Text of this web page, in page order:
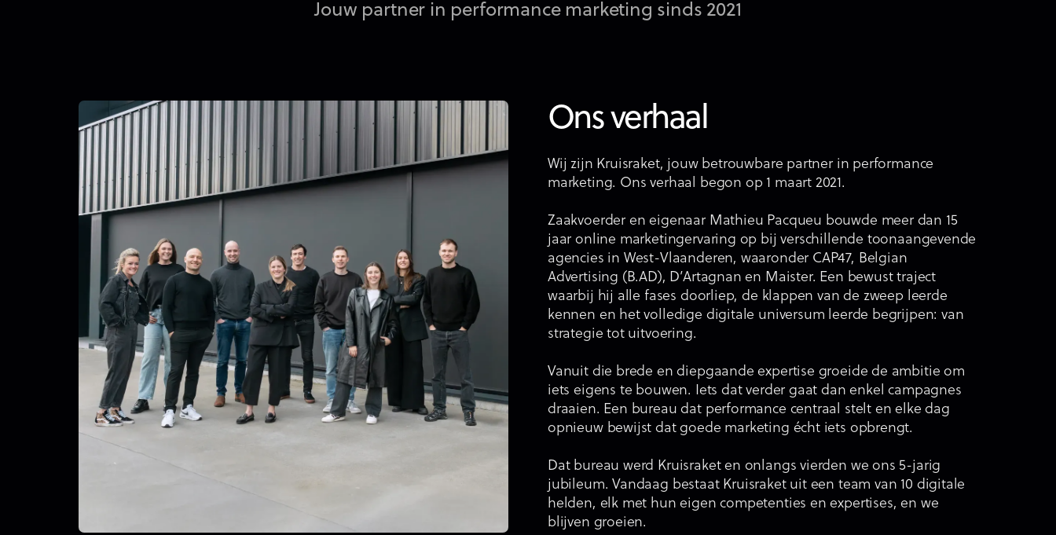
Jouw partner in performance marketing sinds 2021
Ons verhaal
Wij zijn Kruisraket, jouw betrouwbare partner in performance
marketing. Ons verhaal begon op 1 maart 2021.
Zaakvoerder en eigenaar Mathieu Pacqueu bouwde meer dan 15
jaar online marketingervaring op bij verschillende toonaangevende
agencies in West-Vlaanderen, waaronder CAP47, Belgian
Advertising (B.AD), D’Artagnan en Maister. Een bewust traject
waarbij hij alle fases doorliep, de klappen van de zweep leerde
kennen en het volledige digitale universum leerde begrijpen: van
strategie tot uitvoering.
Vanuit die brede en diepgaande expertise groeide de ambitie om
iets eigens te bouwen. Iets dat verder gaat dan enkel campagnes
draaien. Een bureau dat performance centraal stelt en elke dag
opnieuw bewijst dat goede marketing écht iets opbrengt.
Dat bureau werd Kruisraket en onlangs vierden we ons 5-jarig
jubileum. Vandaag bestaat Kruisraket uit een team van 10 digitale
helden, elk met hun eigen competenties en expertises, en we
blijven groeien.